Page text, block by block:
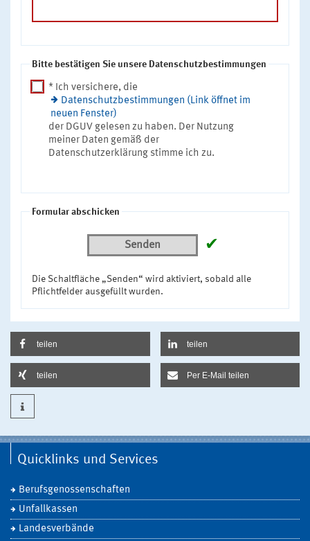
Bitte bestätigen Sie unsere Datenschutzbestimmungen
* Ich versichere, die
Datenschutzbestimmungen (Link öffnet im
neuen Fenster)
der DGUV gelesen zu haben. Der Nutzung
meiner Daten gemäß der
Datenschutzerklärung stimme ich zu.
Formular abschicken
Senden ✔
Die Schaltfläche „Senden“ wird aktiviert, sobald alle
Pflichtfelder ausgefüllt wurden.
teilen teilen
teilen Per E-Mail teilen
Quicklinks und Services
Berufsgenossenschaften
Unfallkassen
Landesverbände